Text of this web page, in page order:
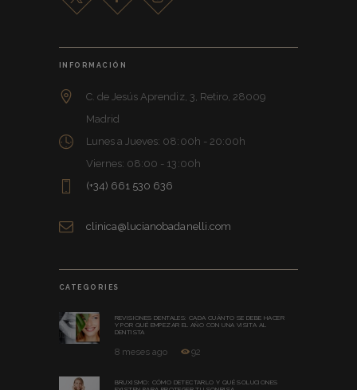
INFORMACIÓN
C. de Jesús Aprendiz, 3, Retiro, 28009
Madrid
Lunes a Jueves: 08:00h - 20:00h
Viernes: 08:00 - 13:00h
(+34) 661 530 636
clinica@lucianobadanelli.com
CATEGORIES
REVISIONES DENTALES: CADA CUÁNTO SE DEBE HACER
Y POR QUÉ EMPEZAR EL AÑO CON UNA VISITA AL
DENTISTA
8 meses ago 92
BRUXISMO: CÓMO DETECTARLO Y QUÉ SOLUCIONES